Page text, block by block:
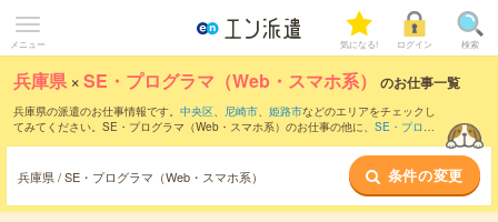
メニュー 気になる! ログイン 検索
兵庫県 ×SE・プログラマ（Web・スマホ系） のお仕事一覧
兵庫県の派遣のお仕事情報です。 中央区、 尼崎市、 姫路市などのエリアをチェックし
てみてください。SE・プログラマ（Web・スマホ系）のお仕事の他に、 SE・プログ
短期・単発などの期
間や、職種未経験OK などのこだわり条件で絞り込んでいただけます。職種辞典：S
E・プログラマ（Web・スマホ系）のお仕事とは？とは？
兵庫県 / SE・プログラマ（Web・スマホ系） 条件の変更